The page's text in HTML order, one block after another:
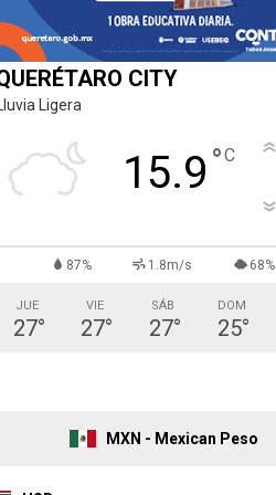
CITY
Ligera
15.9 °C
87% 1.8m/s 68%
JUE
27°
VIE
27°
SÁB
27°
DOM
25°
MXN - Mexican Peso